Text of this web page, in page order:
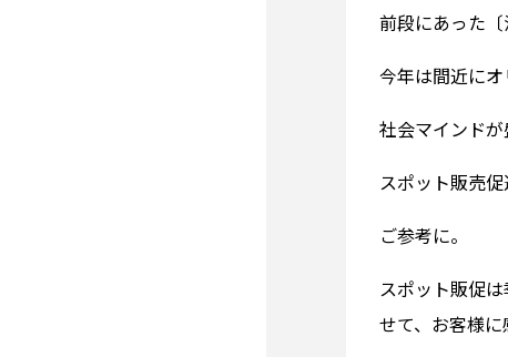
前段にあった
今年は間近にオ
社会マインド
スポット販売
ご参考に。
スポット販促
せて、お客様